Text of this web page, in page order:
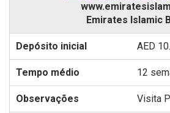
Emirates Islamic
AED
12
Visita